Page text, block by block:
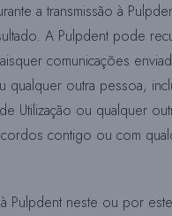
a transmissão à
A Pulpdent pode
comunicações
qualquer outra pessoa,
Utilização ou qualquer
contigo ou com
Pulpdent neste ou por